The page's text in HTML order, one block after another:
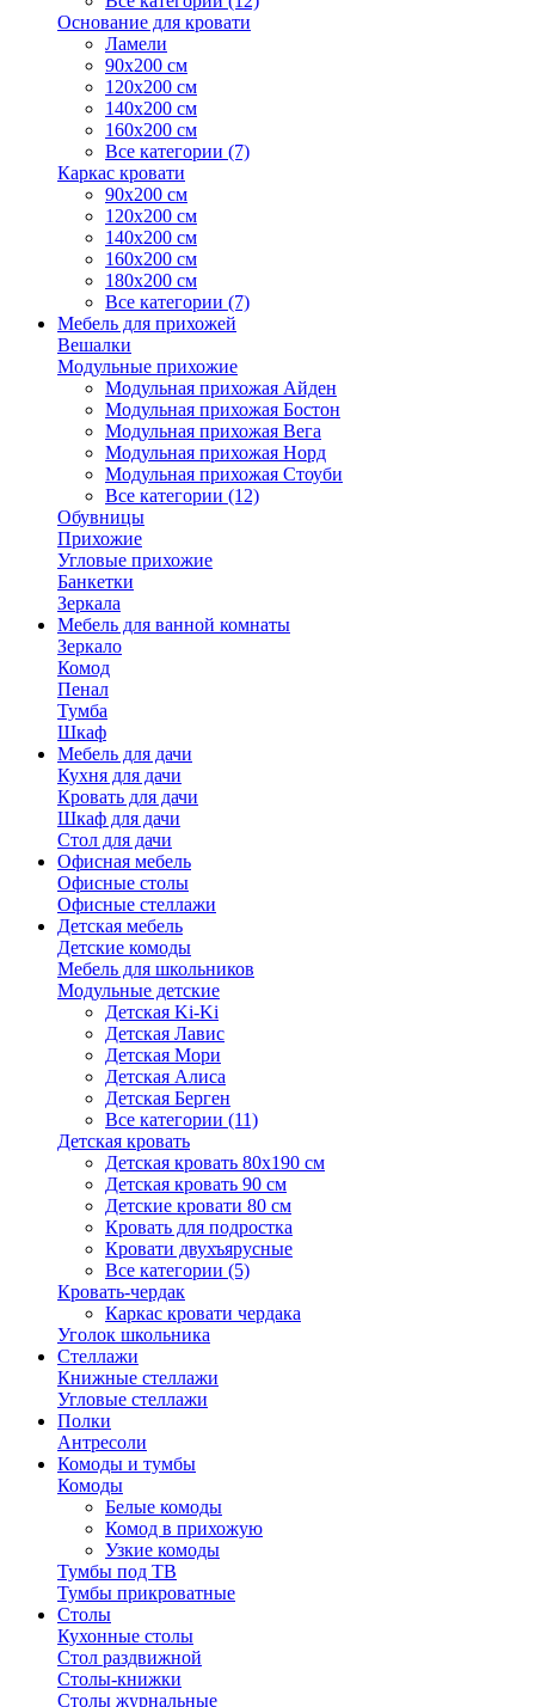
Основание для кровати
Ламели
90х200 см
120х200 см
140х200 см
160х200 см
Все категории (7)
Каркас кровати
90х200 см
120х200 см
140х200 см
160х200 см
180х200 см
Все категории (7)
Мебель для прихожей
Вешалки
Модульные прихожие
Модульная прихожая Айден
Модульная прихожая Бостон
Модульная прихожая Вега
Модульная прихожая Норд
Модульная прихожая Стоуби
Все категории (12)
Обувницы
Прихожие
Угловые прихожие
Банкетки
Зеркала
Мебель для ванной комнаты
Зеркало
Комод
Пенал
Тумба
Шкаф
Мебель для дачи
Кухня для дачи
Кровать для дачи
Шкаф для дачи
Стол для дачи
Офисная мебель
Офисные столы
Офисные стеллажи
Детская мебель
Детские комоды
Мебель для школьников
Модульные детские
Детская Ki-Ki
Детская Лавис
Детская Мори
Детская Алиса
Детская Берген
Все категории (11)
Детская кровать
Детская кровать 80х190 см
Детская кровать 90 см
Детские кровати 80 см
Кровать для подростка
Кровати двухъярусные
Все категории (5)
Кровать-чердак
Каркас кровати чердака
Уголок школьника
Стеллажи
Книжные стеллажи
Угловые стеллажи
Полки
Антресоли
Комоды и тумбы
Комоды
Белые комоды
Комод в прихожую
Узкие комоды
Тумбы под ТВ
Тумбы прикроватные
Столы
Кухонные столы
Стол раздвижной
Столы-книжки
Столы журнальные